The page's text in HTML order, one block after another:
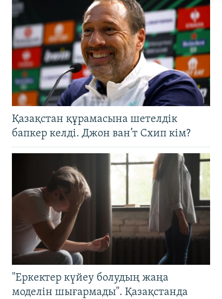
Қазақстан құрамасына шетелдік
бапкер келді. Джон ван’т Схип кім?
"Еркектер күйеу болудың жаңа
моделін шығармады". Қазақстанда